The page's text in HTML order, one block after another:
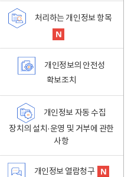
처리하는 개인정보 항목
개인정보의 안전성
확보조치
개인정보 자동 수집
장치의 설치·운영 및 거부에 관한
사항
개인정보 열람청구